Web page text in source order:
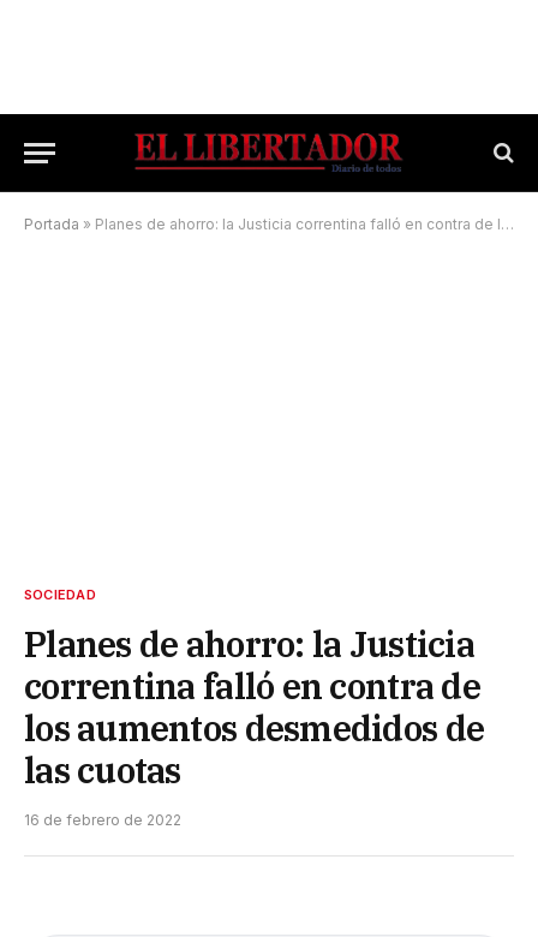
Portada » Planes de ahorro: la Justicia correntina falló en contra de los aumentos desmedidos de las cuotas
SOCIEDAD
Planes de ahorro: la Justicia
correntina falló en contra de
los aumentos desmedidos de
las cuotas
16 de febrero de 2022